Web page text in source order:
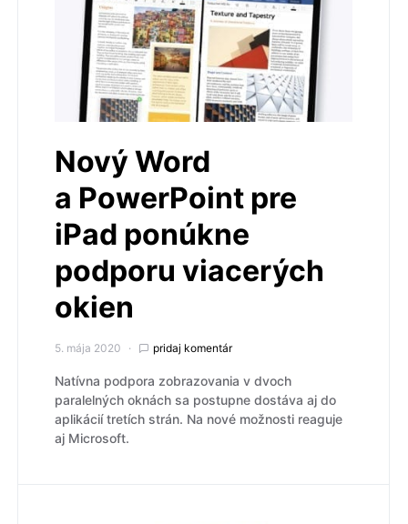
Nový Word
a PowerPoint pre
iPad ponúkne
podporu viacerých
okien
5. mája 2020 pridaj komentár
Natívna podpora zobrazovania v dvoch
paralelných oknách sa postupne dostáva aj do
aplikácií tretích strán. Na nové možnosti reaguje
aj Microsoft.